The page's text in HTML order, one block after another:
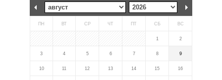
ПН ВТ СР ЧТ ПТ СБ ВС
1 2
3 4 5 6 7 8 9
10 11 12 13 14 15 16